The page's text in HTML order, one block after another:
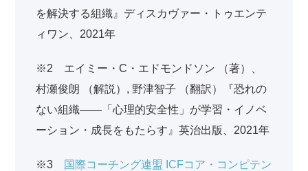
を解決する組織』ディスカヴァー・トゥエンテ
ィワン、2021年
※2 エイミー・C・エドモンドソン （著）、
村瀬俊朗 （解説）, 野津智子 （翻訳）『恐れの
ない組織――「心理的安全性」が学習・イノベ
ーション・成長をもたらす』英治出版、2021年
※3 国際コーチング連盟 ICFコア・コンピテン